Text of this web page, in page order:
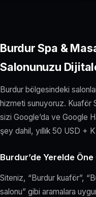
Burdur Spa &
Salonunuzu
Burdur bölgesindeki
hizmeti sunuyoruz. Kuaför
sizi Google’da ve Google
şey dahil, yıllık 50 USD +
Burdur’de Yerelde Öne
Siteniz, “Burdur kuaför”,
salonu” gibi aramalara